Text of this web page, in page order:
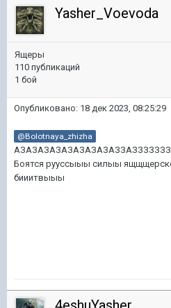
Yasher_Voevoda
Ящеры
110 публикаций
1 бой
Опубликовано: 18 дек 2023, 08:25:29
@Bolotnaya_zhizha
Боятся рууссыыы силыы
бииитвыыы